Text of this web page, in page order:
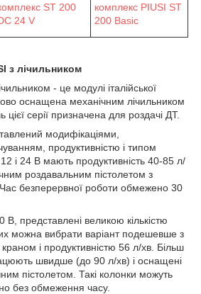
ST 200
24 V
комплекс PIUSI ST
200 Basic
з лічильником
- це модулі італійської
оснащена механічним лічильником
серії призначена для роздачі ДТ.
модифікаціями,
продуктивністю і типом
і 24 В мають продуктивність 40-85 л/
роздавальним пістолетом з
безперервної роботи обмежено 30
В, представлені великою кількістю
можна вибрати варіант подешевше з
і продуктивністю 56 л/хв. Більш
швидше (до 90 л/хв) і оснащені
пістолетом. Такі колонки можуть
без обмеження часу.